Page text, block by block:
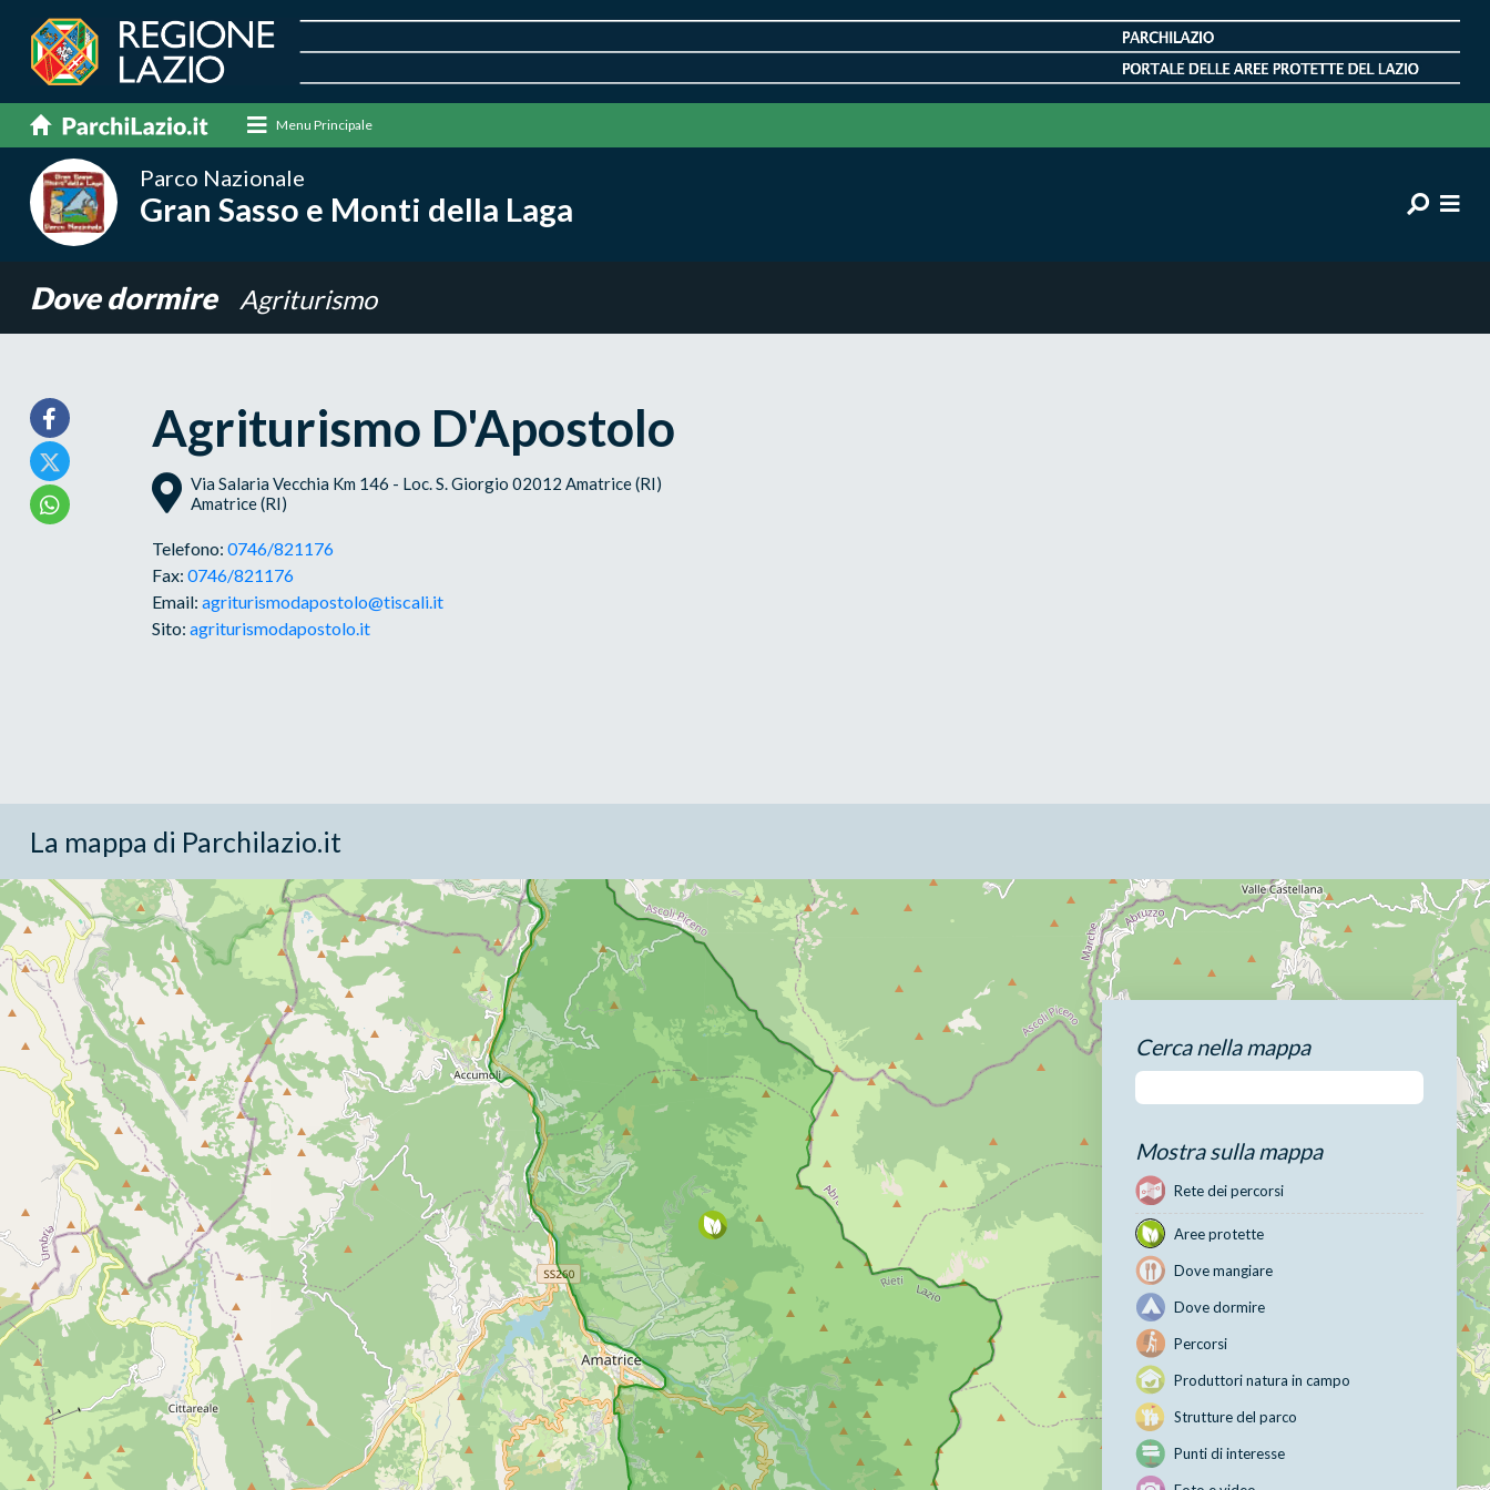
Menu Principale
Parco Nazionale
Gran Sasso e Monti della Laga
Dove dormire Agriturismo
Agriturismo D'Apostolo
Via Salaria Vecchia Km 146 - Loc. S. Giorgio 02012 Amatrice (RI)
Amatrice (RI)
Telefono: 0746/821176
Fax: 0746/821176
Email: agriturismodapostolo@tiscali.it
Sito: agriturismodapostolo.it
La mappa di Parchilazio.it
Cerca nella mappa
Mostra sulla mappa
Rete dei percorsi
Aree protette
Dove mangiare
Dove dormire
Percorsi
Produttori natura in campo
Strutture del parco
Punti di interesse